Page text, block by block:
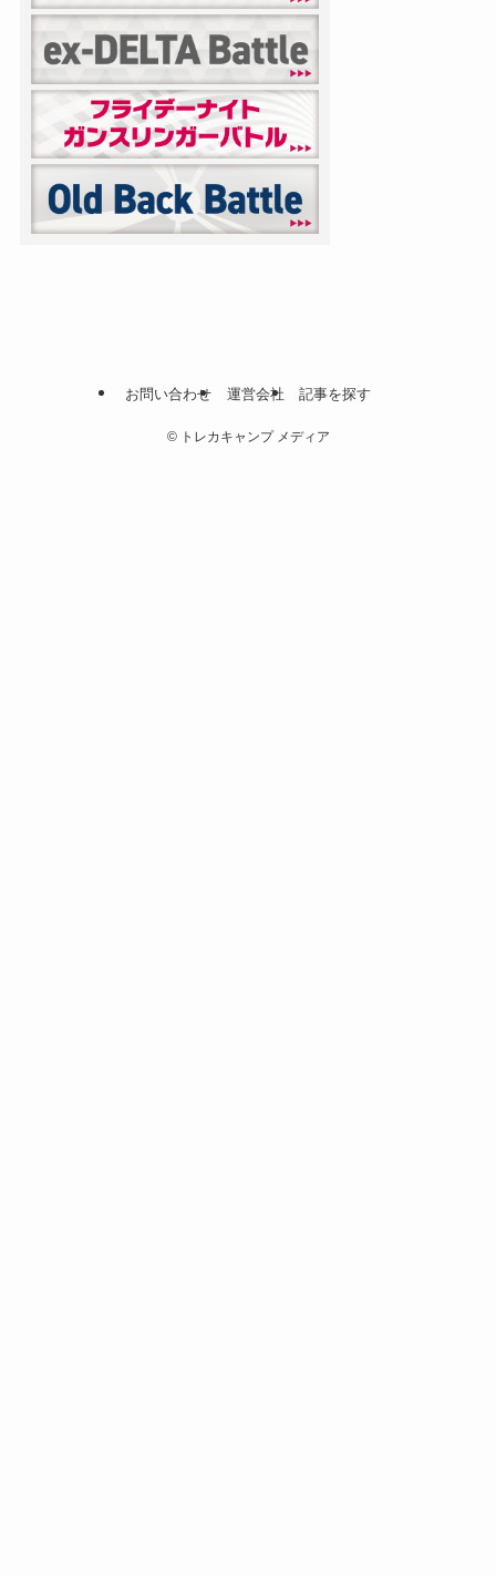
お問い合わせ 運営会社 記事を探す
©トレカキャンプ メディア